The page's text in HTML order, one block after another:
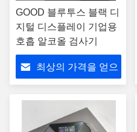
GOOD 블루투스 블랙 디
지털 디스플레이 기업용
호흡 알코올 검사기
최상의 가격을 얻으